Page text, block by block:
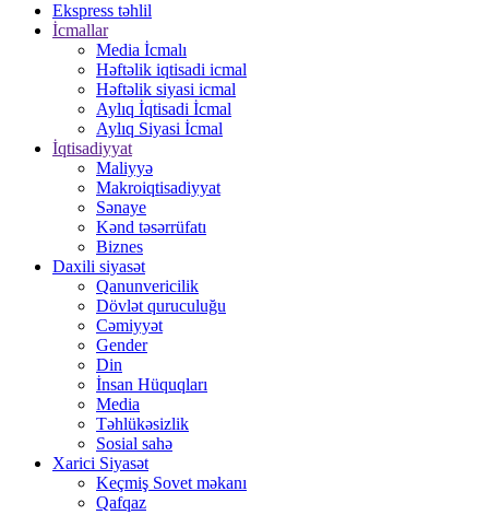
Ekspress təhlil
İcmallar
Media İcmalı
Həftəlik iqtisadi icmal
Həftəlik siyasi icmal
Aylıq İqtisadi İcmal
Aylıq Siyasi İcmal
İqtisadiyyat
Maliyyə
Makroiqtisadiyyat
Sənaye
Kənd təsərrüfatı
Biznes
Daxili siyasət
Qanunvericilik
Dövlət quruculuğu
Cəmiyyət
Gender
Din
İnsan Hüquqları
Media
Təhlükəsizlik
Sosial sahə
Xarici Siyasət
Keçmiş Sovet məkanı
Qafqaz